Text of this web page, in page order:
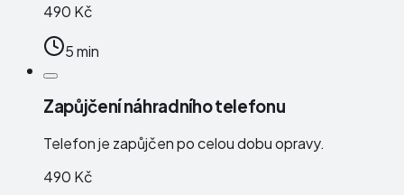
490 Kč
5 min
Zapůjčení náhradního telefonu
Telefon je zapůjčen po celou dobu opravy.
490 Kč